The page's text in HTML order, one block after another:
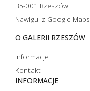
35-001 Rzeszów
Nawiguj z Google Maps
O GALERII RZESZÓW
Informacje
Kontakt
INFORMACJE